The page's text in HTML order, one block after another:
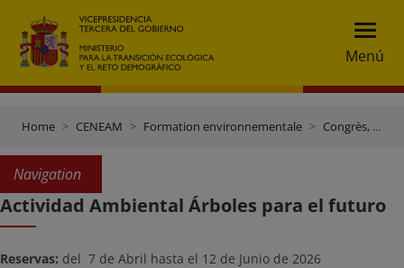
Menú
Home CENEAM Formation environnementale Congrès, journées et autres évènements
Navigation
Actividad Ambiental Árboles para el futuro
Reservas: del 7 de Abril hasta el 12 de Junio de 2026